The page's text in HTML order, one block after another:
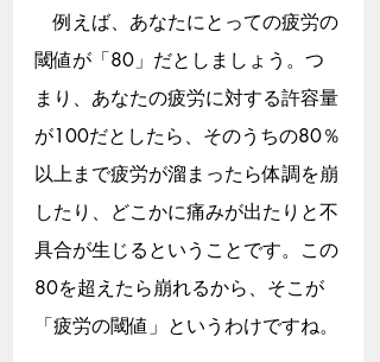
例えば、あなたにとっての疲労の
閾値が「80」だとしましょう。つ
まり、あなたの疲労に対する許容量
が100だとしたら、そのうちの80％
以上まで疲労が溜まったら体調を崩
したり、どこかに痛みが出たりと不
具合が生じるということです。この
80を超えたら崩れるから、そこが
「疲労の閾値」というわけですね。